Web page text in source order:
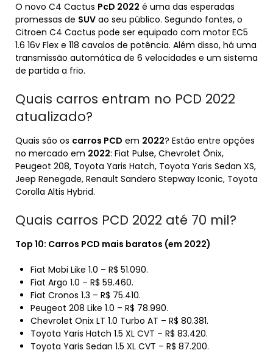
O novo C4 Cactus PcD 2022 é uma das esperadas
promessas de SUV ao seu público. Segundo fontes, o
Citroen C4 Cactus pode ser equipado com motor EC5
1.6 16v Flex e 118 cavalos de potência. Além disso, há uma
transmissão automática de 6 velocidades e um sistema
de partida a frio.
Quais carros entram no PCD 2022
atualizado?
Quais são os carros PCD em 2022? Estão entre opções
no mercado em 2022: Fiat Pulse, Chevrolet Ônix,
Peugeot 208, Toyota Yaris Hatch, Toyota Yaris Sedan XS,
Jeep Renegade, Renault Sandero Stepway Iconic, Toyota
Corolla Altis Hybrid.
Quais carros PCD 2022 até 70 mil?
Top 10: Carros PCD mais baratos (em 2022)
Fiat Mobi Like 1.0 – R$ 51.090.
Fiat Argo 1.0 – R$ 59.460.
Fiat Cronos 1.3 – R$ 75.410.
Peugeot 208 Like 1.0 – R$ 78.990.
Chevrolet Onix LT 1.0 Turbo AT – R$ 80.381.
Toyota Yaris Hatch 1.5 XL CVT – R$ 83.420.
Toyota Yaris Sedan 1.5 XL CVT – R$ 87.200.